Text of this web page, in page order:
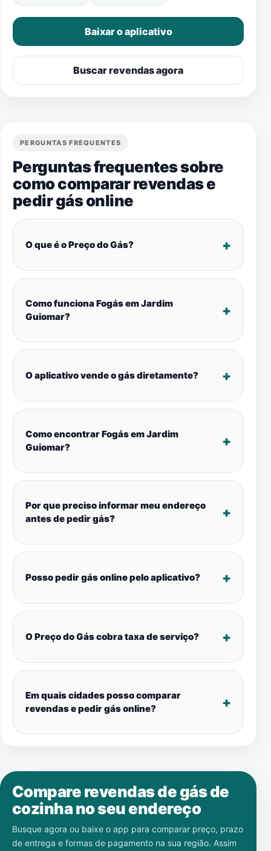
Baixar o aplicativo
Buscar revendas agora
PERGUNTAS FREQUENTES
Perguntas frequentes sobre
como comparar revendas e
pedir gás online
O que é o Preço do Gás?
Como funciona Fogás em Jardim
Guiomar?
O aplicativo vende o gás diretamente?
Como encontrar Fogás em Jardim
Guiomar?
Por que preciso informar meu endereço
antes de pedir gás?
Posso pedir gás online pelo aplicativo?
O Preço do Gás cobra taxa de serviço?
Em quais cidades posso comparar
revendas e pedir gás online?
Compare revendas de gás de
cozinha no seu endereço
Busque agora ou baixe o app para comparar preço, prazo
de entrega e formas de pagamento na sua região. Assim